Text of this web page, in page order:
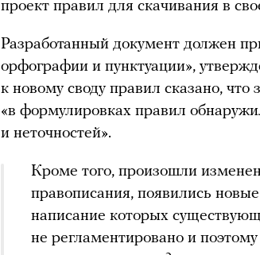
проект правил для скачивания в
Разработанный документ должен
орфографии и пунктуации»,
к новому своду правил сказано, что
«в формулировках правил
и неточностей».
Кроме того, произошли
правописания, появились
написание которых
не регламентировано и